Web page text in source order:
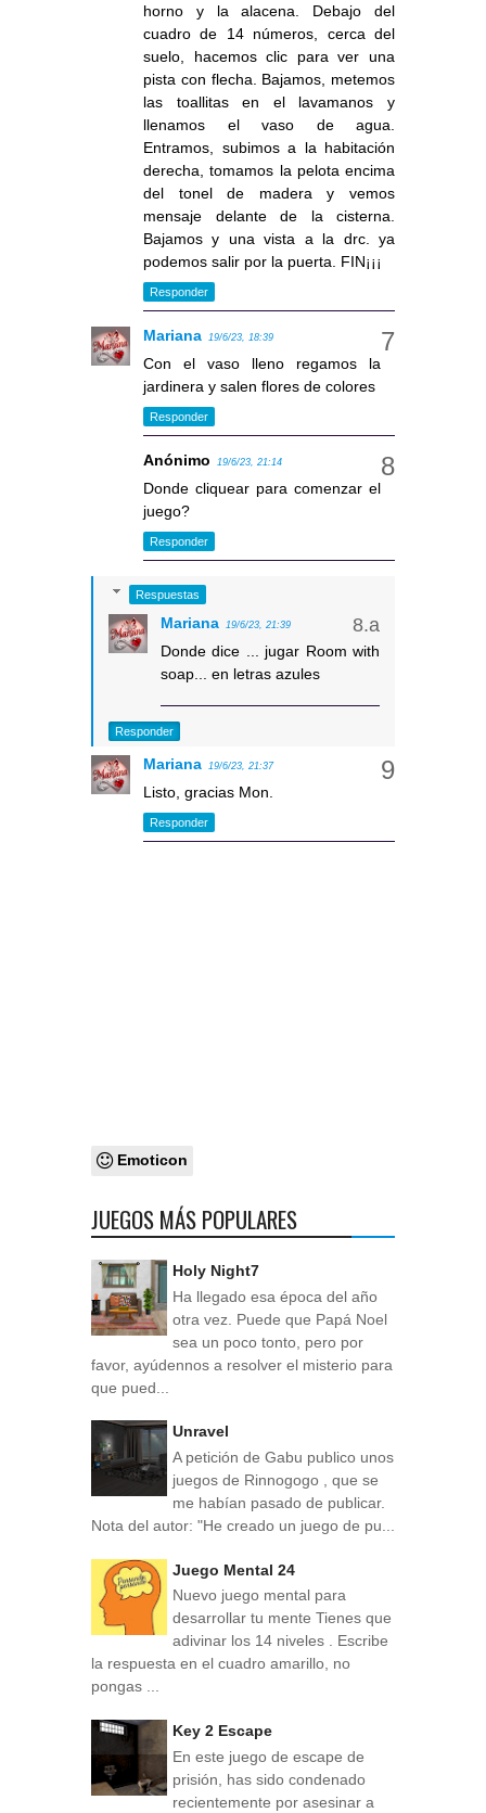
horno y la alacena. Debajo del
cuadro de 14 números, cerca del
suelo, hacemos clic para ver una
pista con flecha. Bajamos, metemos
las toallitas en el lavamanos y
llenamos el vaso de agua.
Entramos, subimos a la habitación
derecha, tomamos la pelota encima
del tonel de madera y vemos
mensaje delante de la cisterna.
Bajamos y una vista a la drc. ya
podemos salir por la puerta. FIN¡¡¡
Responder
Mariana 19/6/23, 18:39
Con el vaso lleno regamos la
jardinera y salen flores de colores
Responder
Anónimo 19/6/23, 21:14
Donde cliquear para comenzar el
juego?
Responder
Respuestas
Mariana 19/6/23, 21:39
Donde dice ... jugar Room with
soap... en letras azules
Responder
Mariana 19/6/23, 21:37
Listo, gracias Mon.
Responder
Emoticon
JUEGOS MÁS POPULARES
Holy Night7
Ha llegado esa época del año
otra vez. Puede que Papá Noel
sea un poco tonto, pero por
favor, ayúdennos a resolver el misterio para
que pued...
Unravel
A petición de Gabu publico unos
juegos de Rinnogogo , que se
me habían pasado de publicar.
Nota del autor: "He creado un juego de pu...
Juego Mental 24
Nuevo juego mental para
desarrollar tu mente Tienes que
adivinar los 14 niveles . Escribe
la respuesta en el cuadro amarillo, no
pongas ...
Key 2 Escape
En este juego de escape de
prisión, has sido condenado
recientemente por asesinar a